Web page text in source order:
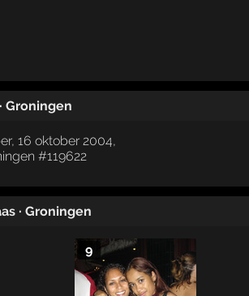
· Groningen
· Groningen
9